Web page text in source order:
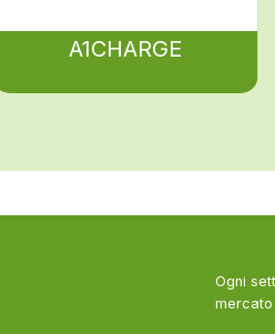
A1CHARGE
Ogni